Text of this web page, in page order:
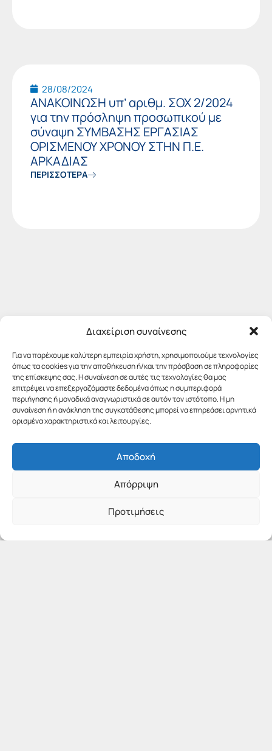
Διαχείριση συναίνεσης
Για να παρέχουμε καλύτερη εμπειρία χρήστη, χρησιμοποιούμε τεχνολογίες
όπως τα cookies για την αποθήκευση ή/και την πρόσβαση σε πληροφορίες
της επίσκεψης σας. Η συναίνεση σε αυτές τις τεχνολογίες θα μας
επιτρέψει να επεξεργαζόμαστε δεδομένα όπως η συμπεριφορά
περιήγησης ή μοναδικά αναγνωριστικά σε αυτόν τον ιστότοπο. Η μη
συναίνεση ή η ανάκληση της συγκατάθεσης μπορεί να επηρεάσει αρνητικά
ορισμένα χαρακτηριστικά και λειτουργίες.
Αποδοχή
Απόρριψη
Προτιμήσεις
28/08/2024
ΑΝΑΚΟΙΝΩΣΗ υπ’ αριθμ. ΣΟΧ 2/2024
για την πρόσληψη προσωπικού με
σύναψη ΣΥΜΒΑΣΗΣ ΕΡΓΑΣΙΑΣ
ΟΡΙΣΜΕΝΟΥ ΧΡΟΝΟΥ ΣΤΗΝ Π.Ε.
ΑΡΚΑΔΙΑΣ
ΠΕΡΙΣΣΟΤΕΡΑ